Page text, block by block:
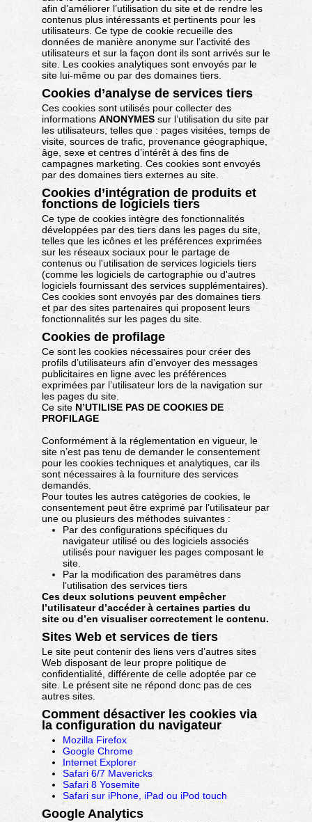
afin d’améliorer l’utilisation du site et de rendre les
contenus plus intéressants et pertinents pour les
utilisateurs. Ce type de cookie recueille des
données de manière anonyme sur l’activité des
utilisateurs et sur la façon dont ils sont arrivés sur le
site. Les cookies analytiques sont envoyés par le
site lui-même ou par des domaines tiers.
Cookies d’analyse de services tiers
Ces cookies sont utilisés pour collecter des
informations ANONYMES sur l’utilisation du site par
les utilisateurs, telles que : pages visitées, temps de
visite, sources de trafic, provenance géographique,
âge, sexe et centres d’intérêt à des fins de
campagnes marketing. Ces cookies sont envoyés
par des domaines tiers externes au site.
Cookies d’intégration de produits et
fonctions de logiciels tiers
Ce type de cookies intègre des fonctionnalités
développées par des tiers dans les pages du site,
telles que les icônes et les préférences exprimées
sur les réseaux sociaux pour le partage de
contenus ou l'utilisation de services logiciels tiers
(comme les logiciels de cartographie ou d'autres
logiciels fournissant des services supplémentaires).
Ces cookies sont envoyés par des domaines tiers
et par des sites partenaires qui proposent leurs
fonctionnalités sur les pages du site.
Cookies de profilage
Ce sont les cookies nécessaires pour créer des
profils d’utilisateurs afin d’envoyer des messages
publicitaires en ligne avec les préférences
exprimées par l’utilisateur lors de la navigation sur
les pages du site.
Ce site N’UTILISE PAS DE COOKIES DE
PROFILAGE
Conformément à la réglementation en vigueur, le
site n’est pas tenu de demander le consentement
pour les cookies techniques et analytiques, car ils
sont nécessaires à la fourniture des services
demandés.
Pour toutes les autres catégories de cookies, le
consentement peut être exprimé par l’utilisateur par
une ou plusieurs des méthodes suivantes :
Par des configurations spécifiques du
navigateur utilisé ou des logiciels associés
utilisés pour naviguer les pages composant le
site.
Par la modification des paramètres dans
l’utilisation des services tiers
Ces deux solutions peuvent empêcher
l’utilisateur d’accéder à certaines parties du
site ou d’en visualiser correctement le contenu.
Sites Web et services de tiers
Le site peut contenir des liens vers d’autres sites
Web disposant de leur propre politique de
confidentialité, différente de celle adoptée par ce
site. Le présent site ne répond donc pas de ces
autres sites.
Comment désactiver les cookies via
la configuration du navigateur
Mozilla Firefox
Google Chrome
Internet Explorer
Safari 6/7 Mavericks
Safari 8 Yosemite
Safari sur iPhone, iPad ou iPod touch
Google Analytics